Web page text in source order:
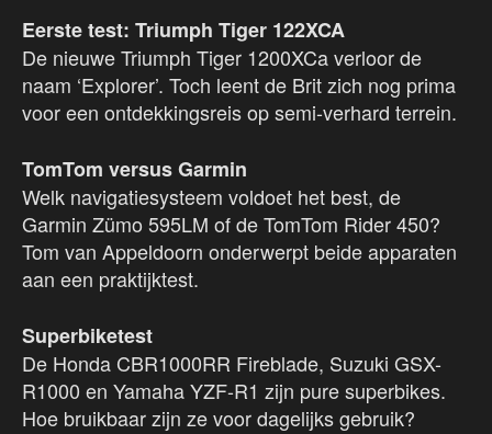
Eerste test: Triumph Tiger 122XCA
De nieuwe Triumph Tiger 1200XCa verloor de
naam ‘Explorer’. Toch leent de Brit zich nog prima
voor een ontdekkingsreis op semi-verhard terrein.
TomTom versus Garmin
Welk navigatiesysteem voldoet het best, de
Garmin Zümo 595LM of de TomTom Rider 450?
Tom van Appeldoorn onderwerpt beide apparaten
aan een praktijktest.
Superbiketest
De Honda CBR1000RR Fireblade, Suzuki GSX-
R1000 en Yamaha YZF-R1 zijn pure superbikes.
Hoe bruikbaar zijn ze voor dagelijks gebruik?